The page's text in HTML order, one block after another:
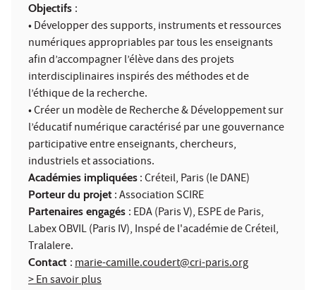
Objectifs :
• Développer des supports, instruments et ressources
numériques appropriables par tous les enseignants
afin d’accompagner l’élève dans des projets
interdisciplinaires inspirés des méthodes et de
l’éthique de la recherche.
• Créer un modèle de Recherche & Développement sur
l’éducatif numérique caractérisé par une gouvernance
participative entre enseignants, chercheurs,
industriels et associations.
Académies impliquées : Créteil, Paris (le DANE)
Porteur du projet : Association SCIRE
Partenaires engagés : EDA (Paris V), ESPE de Paris,
Labex OBVIL (Paris IV), Inspé de l'académie de Créteil,
Tralalere.
Contact :marie-camille.coudert@cri-paris.org
> En savoir plus